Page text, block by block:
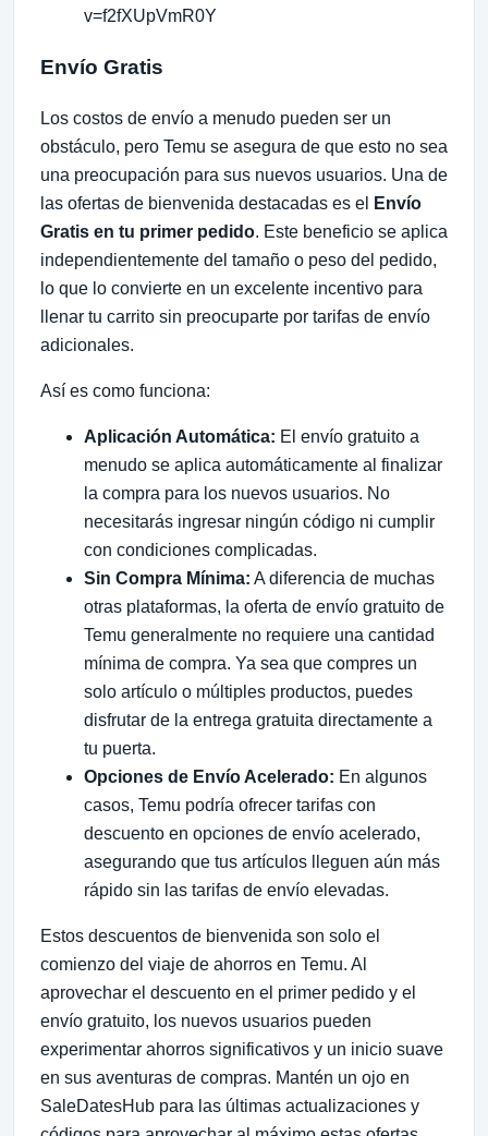
v=f2fXUpVmR0Y
Envío Gratis
Los costos de envío a menudo pueden ser un
obstáculo, pero Temu se asegura de que esto no sea
una preocupación para sus nuevos usuarios. Una de
las ofertas de bienvenida destacadas es el
Envío
Gratis en tu primer pedido. Este beneficio se aplica
independientemente del tamaño o peso del pedido,
lo que lo convierte en un excelente incentivo para
llenar tu carrito sin preocuparte por tarifas de envío
adicionales.
Así es como funciona:
Aplicación Automática: El envío gratuito a
menudo se aplica automáticamente al finalizar
la compra para los nuevos usuarios. No
necesitarás ingresar ningún código ni cumplir
con condiciones complicadas.
Sin Compra Mínima: A diferencia de muchas
otras plataformas, la oferta de envío gratuito de
Temu generalmente no requiere una cantidad
mínima de compra. Ya sea que compres un
solo artículo o múltiples productos, puedes
disfrutar de la entrega gratuita directamente a
tu puerta.
Opciones de Envío Acelerado: En algunos
casos, Temu podría ofrecer tarifas con
descuento en opciones de envío acelerado,
asegurando que tus artículos lleguen aún más
rápido sin las tarifas de envío elevadas.
Estos descuentos de bienvenida son solo el
comienzo del viaje de ahorros en Temu. Al
aprovechar el descuento en el primer pedido y el
envío gratuito, los nuevos usuarios pueden
experimentar ahorros significativos y un inicio suave
en sus aventuras de compras. Mantén un ojo en
SaleDatesHub para las últimas actualizaciones y